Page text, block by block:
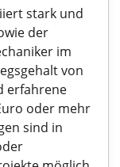
stark und
der
im
von
erfahrene
oder mehr
sind in